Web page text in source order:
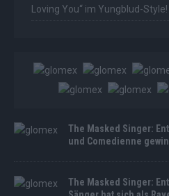
Loving You“ im Yungblud-Style!
The Masked Singer:
und Comedienne
The Masked Singer: